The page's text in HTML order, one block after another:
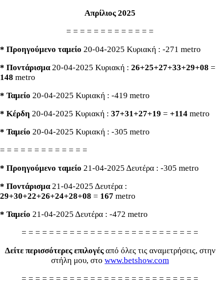
Απρίλιος 2025
= = = = = = = = = = = = =
* Προηγούμενο ταμείο 20-04-2025 Κυριακή : -271 metro
* Ποντάρισμα20-04-2025 Κυριακή : 26+25+27+33+29+08 =
148 metro
* Ταμείο 20-04-2025 Κυριακή : -419 metro
* Κέρδη 20-04-2025 Κυριακή : 37+31+27+19 = +114 metro
* Ταμείο 20-04-2025 Κυριακή : -305 metro
= = = = = = = = = = = = =
* Προηγούμενο ταμείο 21-04-2025 Δευτέρα : -305 metro
* Ποντάρισμα21-04-2025 Δευτέρα :
29+30+22+26+24+28+08 = 167 metro
* Ταμείο 21-04-2025 Δευτέρα : -472 metro
= = = = = = = = = = = = = = = = = = = = = = = = = =
Δείτε περισσότερες επιλογέςαπό όλες τις αναμετρήσεις, στην
στήλη μου, στο www.betshow.com
= = = = = = = = = = = = = = = = = = = = = = = = = =